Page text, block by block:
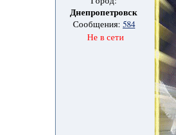
Днепропетровск
Сообщения: 584
Не в сети